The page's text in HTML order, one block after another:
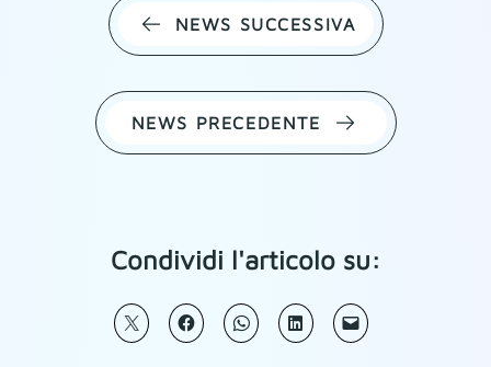
NEWS SUCCESSIVA
NEWS PRECEDENTE
Condividi l'articolo su: